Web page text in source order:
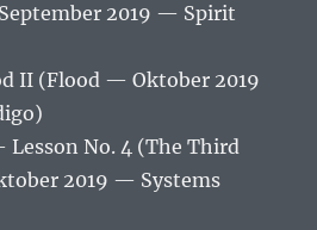
2019 — Spirit
II (Flood — Oktober 2019
Lesson No. 4 (The Third
2019 — Systems